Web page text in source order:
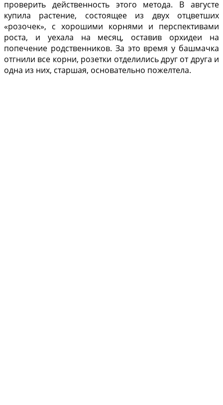
проверить действен­ность этого метода. В ав­густе
купила растение, со­стоящее из двух отцветших
«розочек», с хорошими кор­нями и перспективами
рос­та, и уехала на месяц, оста­вив орхидеи на
попечение родственников. За это вре­мя у башмачка
отгнили все корни, розетки отделились друг от друга и
одна из них, старшая, основательно по­желтела.